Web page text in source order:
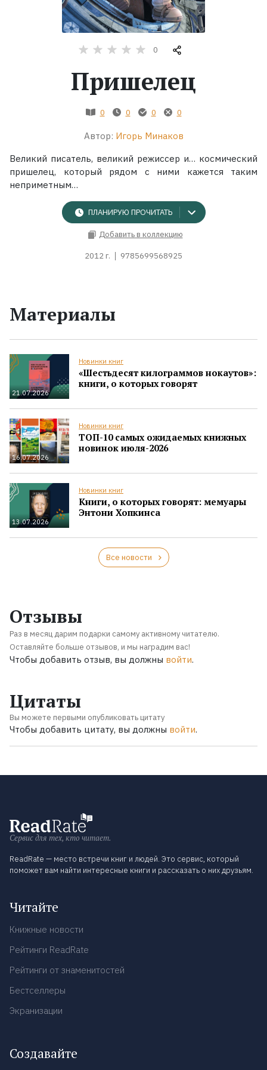
Экранизации
0
Пришелец
0 0 0 0
Автор: Игорь Минаков
Великий писатель, великий режиссер и… космический
пришелец, который рядом с ними кажется таким
неприметным…
ПЛАНИРУЮ ПРОЧИТАТЬ
Добавить в коллекцию
2012 г. 9785699568925
Материалы
21.07.2026
Новинки книг
«Шестьдесят килограммов нокаутов»:
книги, о которых говорят
16.07.2026
Новинки книг
ТОП-10 самых ожидаемых книжных
новинок июля-2026
13.07.2026
Новинки книг
Книги, о которых говорят: мемуары
Энтони Хопкинса
Все новости
Отзывы
Раз в месяц дарим подарки самому активному читателю.
Оставляйте больше отзывов, и мы наградим вас!
Чтобы добавить отзыв, вы должны войти.
Цитаты
Вы можете первыми опубликовать цитату
Чтобы добавить цитату, вы должны войти.
Сервис для тех, кто читает.
ReadRate — место встречи книг и людей. Это сервис, который
поможет вам найти интересные книги и рассказать о них друзьям.
Читайте
Книжные новости
Рейтинги ReadRate
Рейтинги от знаменитостей
Бестселлеры
Экранизации
Создавайте